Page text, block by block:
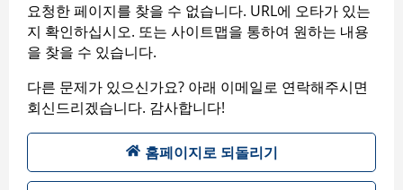
요청한 페이지를 찾을 수 없습니다. URL에 오타가 있는
지 확인하십시오. 또는 사이트맵을 통하여 원하는 내용
을 찾을 수 있습니다.
다른 문제가 있으신가요? 아래 이메일로 연락해주시면
회신드리겠습니다. 감사합니다!
홈페이지로 되돌리기